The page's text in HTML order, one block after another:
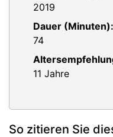
2019
Dauer (Minuten):
74
11 Jahre
So zitieren Sie